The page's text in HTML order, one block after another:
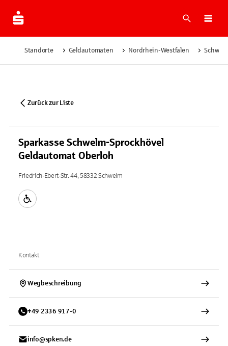
Suche
Standorte Geldautomaten Nordrhein-Westfalen
Zurück zur Liste
Sparkasse Schwelm-Sprockhövel
Geldautomat Oberloh
Friedrich-Ebert-Str. 44, 58332 Schwelm
Kontakt
Wegbeschreibung
+49 2336 917-0
info@spken.de